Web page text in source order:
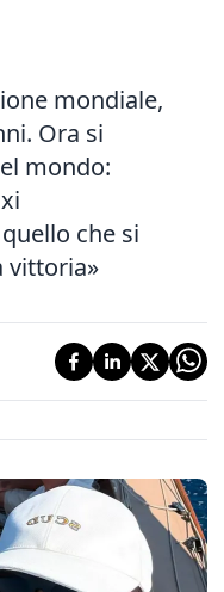
mondiale,
Ora si
mondo:
che si
vittoria»